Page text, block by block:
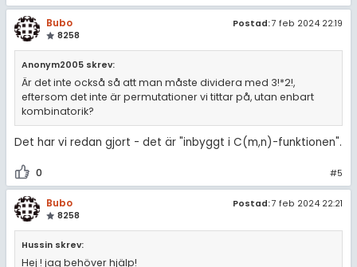
Bubo
8258
Postad:7 feb 2024 22:19
Anonym2005 skrev:
Är det inte också så att man måste dividera med 3!*2!,
eftersom det inte är permutationer vi tittar på, utan enbart
kombinatorik?
Det har vi redan gjort - det är "inbyggt i C(m,n)-funktionen".
0 #5
Bubo
8258
Postad:7 feb 2024 22:21
Hussin skrev:
Hej ! jag behöver hjälp!